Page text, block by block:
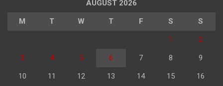
AUGUST 2026
M T W T F S S
1 2
3 4 5 6 7 8 9
10 11 12 13 14 15 16